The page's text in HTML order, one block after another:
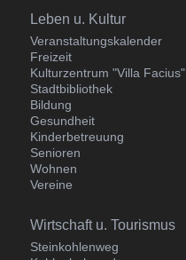
Navigation
überspringen
Leben u. Kultur
Veranstaltungskalender
Freizeit
Kulturzentrum "Villa Facius"
Stadtbibliothek
Bildung
Gesundheit
Kinderbetreuung
Senioren
Wohnen
Vereine
Navigation
überspringen
Wirtschaft u. Tourismus
Steinkohlenweg